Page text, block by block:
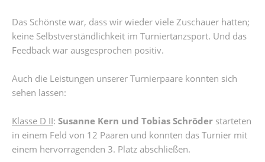
Das Schönste war, dass wir wieder viele Zuschauer hatten;
keine Selbstverständlichkeit im Turniertanzsport. Und das
Feedback war ausgesprochen positiv.
Auch die Leistungen unserer Turnierpaare konnten sich
sehen lassen:
Klasse D II: Susanne Kern und Tobias Schröder starteten
in einem Feld von 12 Paaren und konnten das Turnier mit
einem hervorragenden 3. Platz abschließen.